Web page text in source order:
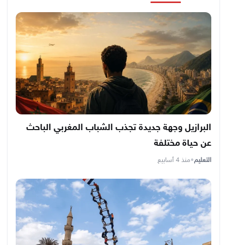
البرازيل وجهة جديدة تجذب الشباب المغربي الباحث
عن حياة مختلفة
التعليم•منذ 4 أسابيع